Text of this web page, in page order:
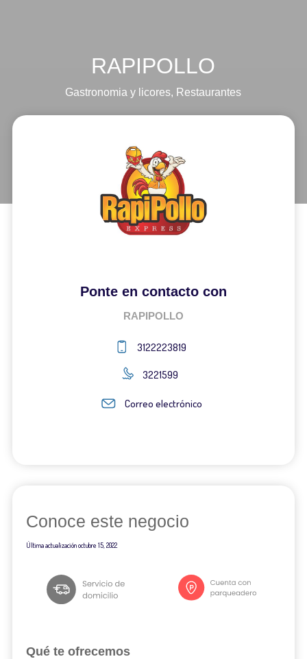
RAPIPOLLO
Gastronomia y licores, Restaurantes
Ponte en contacto con
RAPIPOLLO
3122223819
3221599
Correo electrónico
Conoce este negocio
Última actualizaciónoctubre 15, 2022
Qué te ofrecemos